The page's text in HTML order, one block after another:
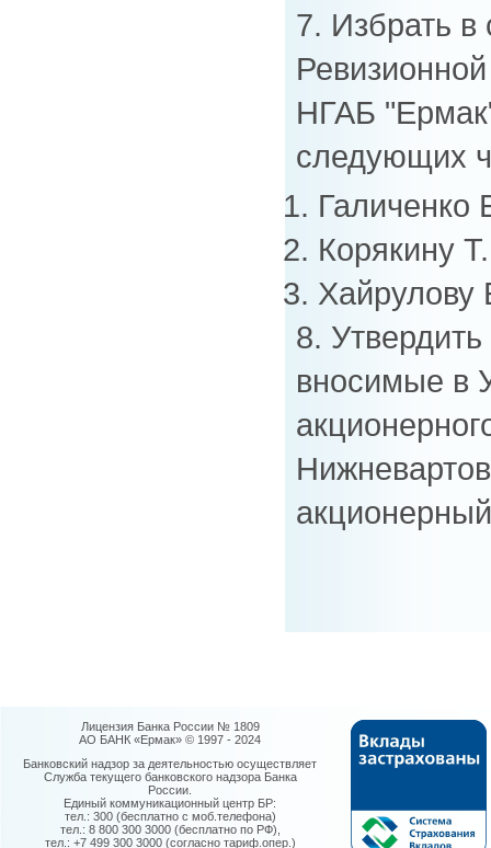
7. Избрать в
НГАБ
следующих
Галиченко
Корякину
8.
вносимые в
Лицензия Банка России № 1809
АО БАНК «Ермак» © 1997 - 2024
Банковский надзор за деятельностью осуществляет
Служба текущего банковского надзора Банка
России.
Единый коммуникационный центр БР:
тел.: 300 (бесплатно с моб.телефона)
тел.: 8 800 300 3000 (бесплатно по РФ),
тел.: +7 499 300 3000 (согласно тариф.опер.)